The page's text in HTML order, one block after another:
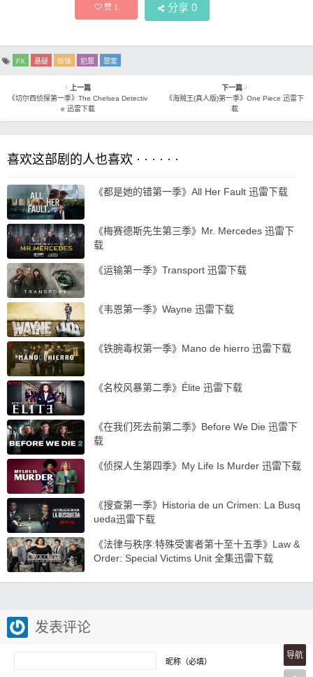
赞1 分享 0
FX 悬疑 惊悚 犯罪 罪案
上一篇
《切尔西侦探第一季》The Chelsea Detectiv
e 迅雷下载
下一篇
《海贼王(真人版)第一季》One Piece 迅雷下
载
喜欢这部剧的人也喜欢 · · · · · ·
《都是她的错第一季》All Her Fault 迅雷下载
《梅赛德斯先生第三季》Mr. Mercedes 迅雷下
载
《运输第一季》Transport 迅雷下载
《韦恩第一季》Wayne 迅雷下载
《铁腕毒权第一季》Mano de hierro 迅雷下载
《名校风暴第二季》Élite 迅雷下载
《在我们死去前第二季》Before We Die 迅雷下
载
《侦探人生第四季》My Life Is Murder 迅雷下载
《搜查第一季》Historia de un Crimen: La Busq
ueda迅雷下载
《法律与秩序:特殊受害者第十至十五季》Law &
Order: Special Victims Unit 全集迅雷下载
发表评论
昵称（必填）
导航